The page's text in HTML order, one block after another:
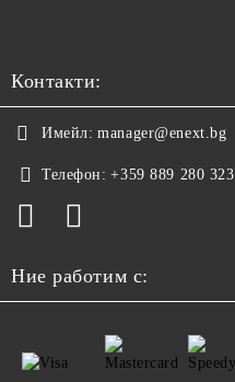
Контакти:
Имейл: manager@enext.bg
Телефон: +359 889 280 323
Ние работим с: